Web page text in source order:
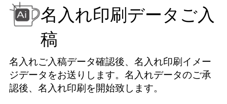
名入れ印刷データご入
稿
名入れご入稿データ確認後、名入れ印刷イメー
ジデータをお送りします。名入れデータのご承
認後、名入れ印刷を開始致します。